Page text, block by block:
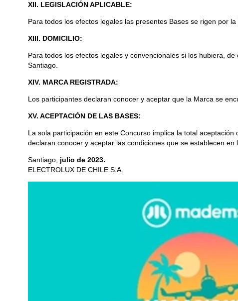
XII. LEGISLACIÓN APLICABLE:
Para todos los efectos legales las presentes Bases se rigen por la
XIII. DOMICILIO:
Para todos los efectos legales y convencionales si los hubiera,
Santiago.
XIV. MARCA REGISTRADA:
Los participantes declaran conocer y aceptar que la Marca se
XV. ACEPTACIÓN DE LAS BASES:
La sola participación en este Concurso implica la total
declaran conocer y aceptar las condiciones que se establecen
Santiago, julio de 2023.
ELECTROLUX DE CHILE S.A.